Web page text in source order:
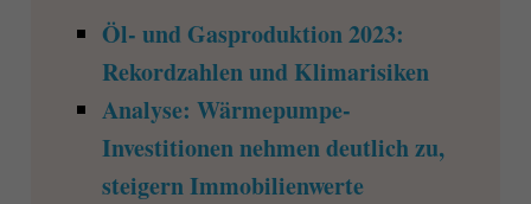
Öl- und Gasproduktion 2023:
Rekordzahlen und Klimarisiken
Analyse: Wärmepumpe-
Investitionen nehmen deutlich zu,
steigern Immobilienwerte